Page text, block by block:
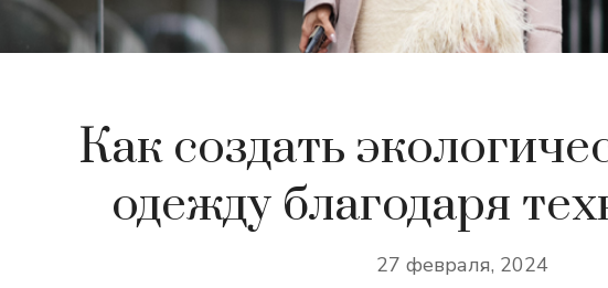
Как создать
одежду благодаря
27 февраля, 2024